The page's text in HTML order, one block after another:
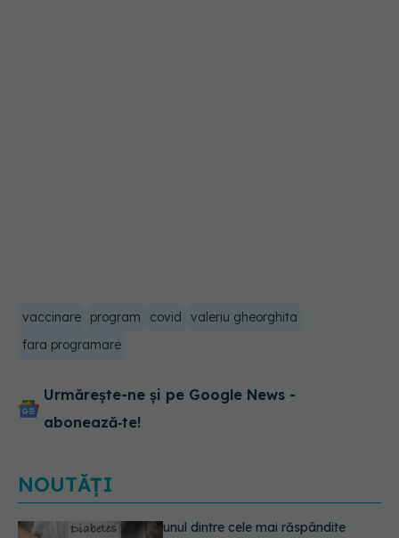
vaccinare program covid
valeriu gheorghita
fara programare
Urmărește-ne și pe Google News -
abonează‑te!
NOUTĂȚI